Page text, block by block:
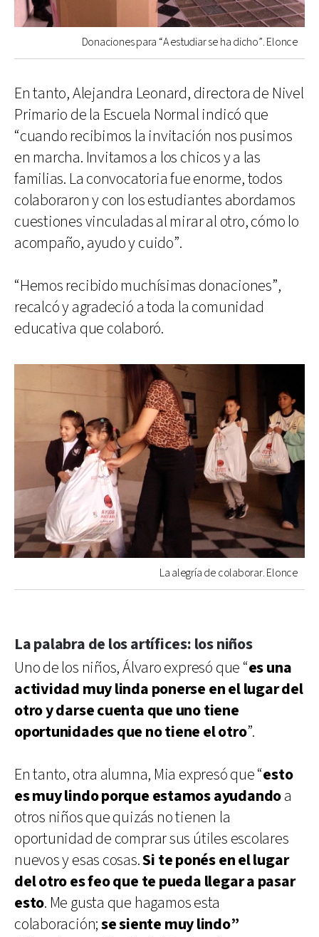
Donaciones para “A estudiar se ha dicho”. Elonce
En tanto, Alejandra Leonard, directora de Nivel
Primario de la Escuela Normal indicó que
“cuando recibimos la invitación nos pusimos
en marcha. Invitamos a los chicos y a las
familias. La convocatoria fue enorme, todos
colaboraron y con los estudiantes abordamos
cuestiones vinculadas al mirar al otro, cómo lo
acompaño, ayudo y cuido”.
“Hemos recibido muchísimas donaciones”,
recalcó y agradeció a toda la comunidad
educativa que colaboró.
La alegría de colaborar. Elonce
La palabra de los artífices: los niños
Uno de los niños, Álvaro expresó que “es una
actividad muy linda ponerse en el lugar del
otro y darse cuenta que uno tiene
oportunidades que no tiene el otro”.
En tanto, otra alumna, Mia expresó que “esto
es muy lindo porque estamos ayudandoa
otros niños que quizás no tienen la
oportunidad de comprar sus útiles escolares
nuevos y esas cosas.Si te ponés en el lugar
del otro es feo que te pueda llegar a pasar
esto. Me gusta que hagamos esta
colaboración;se siente muy lindo”